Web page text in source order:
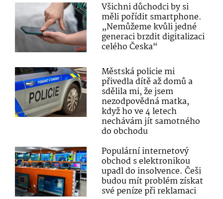
Všichni důchodci by si
měli pořídit smartphone.
„Nemůžeme kvůli jedné
generaci brzdit digitalizaci
celého Česka“
Městská policie mi
přivedla dítě až domů a
sdělila mi, že jsem
nezodpovědná matka,
když ho ve 4 letech
nechávám jít samotného
do obchodu
Populární internetový
obchod s elektronikou
upadl do insolvence. Češi
budou mít problém získat
své peníze při reklamaci